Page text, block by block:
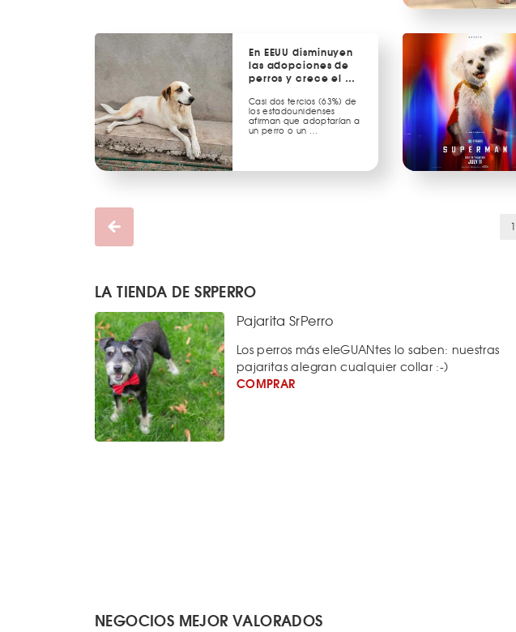
En EEUU disminuyen
las adopciones de
perros y crece el …
Casi dos tercios (63%) de
los estadounidenses
afirman que adoptarían a
un perro o un …
1
LA TIENDA DE SRPERRO
Pajarita SrPerro
Los perros más eleGUANtes lo saben: nuestras
pajaritas alegran cualquier collar :-)
COMPRAR
NEGOCIOS MEJOR VALORADOS